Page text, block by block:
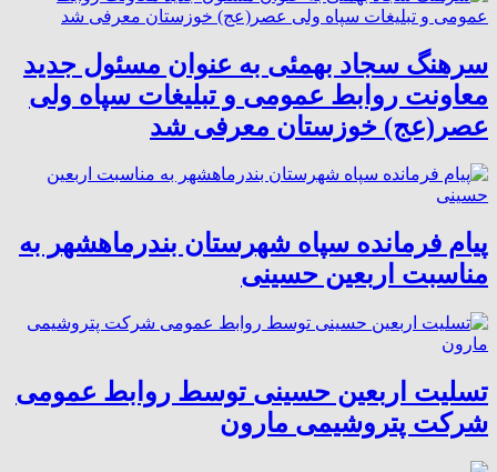
سرهنگ سجاد بهمئی به عنوان مسئول جدید
معاونت روابط عمومی و تبلیغات سپاه ولی
عصر(عج) خوزستان معرفی شد
پیام فرمانده سپاه شهرستان بندرماهشهر به
مناسبت اربعین حسینی
تسلیت اربعین حسینی توسط روابط عمومی
شرکت پتروشیمی مارون